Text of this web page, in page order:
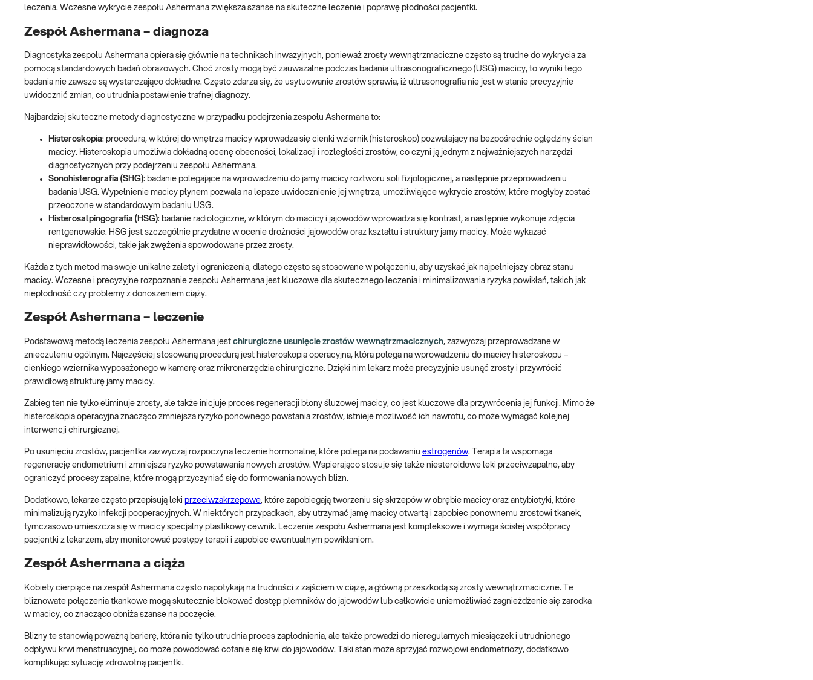
leczenia. Wczesne wykrycie zespołu Ashermana zwiększa szanse na skuteczne leczenie i poprawę płodności pacjentki.
Zespół Ashermana – diagnoza
Diagnostyka zespołu Ashermana opiera się głównie na technikach inwazyjnych, ponieważ zrosty wewnątrzmaciczne często są trudne do wykrycia za
pomocą standardowych badań obrazowych. Choć zrosty mogą być zauważalne podczas badania ultrasonograficznego (USG) macicy, to wyniki tego
badania nie zawsze są wystarczająco dokładne. Często zdarza się, że usytuowanie zrostów sprawia, iż ultrasonografia nie jest w stanie precyzyjnie
uwidocznić zmian, co utrudnia postawienie trafnej diagnozy.
Najbardziej skuteczne metody diagnostyczne w przypadku podejrzenia zespołu Ashermana to:
Histeroskopia: procedura, w której do wnętrza macicy wprowadza się cienki wziernik (histeroskop) pozwalający na bezpośrednie oględziny ścian
macicy. Histeroskopia umożliwia dokładną ocenę obecności, lokalizacji i rozległości zrostów, co czyni ją jednym z najważniejszych narzędzi
diagnostycznych przy podejrzeniu zespołu Ashermana.
Sonohisterografia (SHG): badanie polegające na wprowadzeniu do jamy macicy roztworu soli fizjologicznej, a następnie przeprowadzeniu
badania USG. Wypełnienie macicy płynem pozwala na lepsze uwidocznienie jej wnętrza, umożliwiające wykrycie zrostów, które mogłyby zostać
przeoczone w standardowym badaniu USG.
Histerosalpingografia (HSG): badanie radiologiczne, w którym do macicy i jajowodów wprowadza się kontrast, a następnie wykonuje zdjęcia
rentgenowskie. HSG jest szczególnie przydatne w ocenie drożności jajowodów oraz kształtu i struktury jamy macicy. Może wykazać
nieprawidłowości, takie jak zwężenia spowodowane przez zrosty.
Każda z tych metod ma swoje unikalne zalety i ograniczenia, dlatego często są stosowane w połączeniu, aby uzyskać jak najpełniejszy obraz stanu
macicy. Wczesne i precyzyjne rozpoznanie zespołu Ashermana jest kluczowe dla skutecznego leczenia i minimalizowania ryzyka powikłań, takich jak
niepłodność czy problemy z donoszeniem ciąży.
Zespół Ashermana – leczenie
Podstawową metodą leczenia zespołu Ashermana jest chirurgiczne usunięcie zrostów wewnątrzmacicznych, zazwyczaj przeprowadzane w
znieczuleniu ogólnym. Najczęściej stosowaną procedurą jest histeroskopia operacyjna, która polega na wprowadzeniu do macicy histeroskopu –
cienkiego wziernika wyposażonego w kamerę oraz mikronarzędzia chirurgiczne. Dzięki nim lekarz może precyzyjnie usunąć zrosty i przywrócić
prawidłową strukturę jamy macicy.
Zabieg ten nie tylko eliminuje zrosty, ale także inicjuje proces regeneracji błony śluzowej macicy, co jest kluczowe dla przywrócenia jej funkcji. Mimo że
histeroskopia operacyjna znacząco zmniejsza ryzyko ponownego powstania zrostów, istnieje możliwość ich nawrotu, co może wymagać kolejnej
interwencji chirurgicznej.
Po usunięciu zrostów, pacjentka zazwyczaj rozpoczyna leczenie hormonalne, które polega na podawaniu estrogenów. Terapia ta wspomaga
regenerację endometrium i zmniejsza ryzyko powstawania nowych zrostów. Wspierająco stosuje się także niesteroidowe leki przeciwzapalne, aby
ograniczyć procesy zapalne, które mogą przyczyniać się do formowania nowych blizn.
Dodatkowo, lekarze często przepisują leki przeciwzakrzepowe, które zapobiegają tworzeniu się skrzepów w obrębie macicy oraz antybiotyki, które
minimalizują ryzyko infekcji pooperacyjnych. W niektórych przypadkach, aby utrzymać jamę macicy otwartą i zapobiec ponownemu zrostowi tkanek,
tymczasowo umieszcza się w macicy specjalny plastikowy cewnik. Leczenie zespołu Ashermana jest kompleksowe i wymaga ścisłej współpracy
pacjentki z lekarzem, aby monitorować postępy terapii i zapobiec ewentualnym powikłaniom.
Zespół Ashermana a ciąża
Kobiety cierpiące na zespół Ashermana często napotykają na trudności z zajściem w ciążę, a główną przeszkodą są zrosty wewnątrzmaciczne. Te
bliznowate połączenia tkankowe mogą skutecznie blokować dostęp plemników do jajowodów lub całkowicie uniemożliwiać zagnieżdżenie się zarodka
w macicy, co znacząco obniża szanse na poczęcie.
Blizny te stanowią poważną barierę, która nie tylko utrudnia proces zapłodnienia, ale także prowadzi do nieregularnych miesiączek i utrudnionego
odpływu krwi menstruacyjnej, co może powodować cofanie się krwi do jajowodów. Taki stan może sprzyjać rozwojowi endometriozy, dodatkowo
komplikując sytuację zdrowotną pacjentki.